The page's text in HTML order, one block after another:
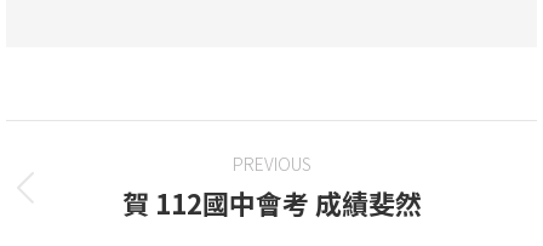
PREVIOUS
賀 112國中會考 成績斐然